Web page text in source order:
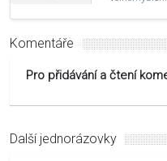
Komentáře
Pro přidávání a čtení
Další jednorázovky